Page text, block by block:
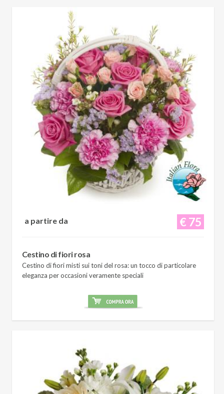
€ 75
a partire da
Cestino di fiori rosa
Cestino di fiori misti sui toni del rosa: un tocco di particolare
eleganza per occasioni veramente speciali